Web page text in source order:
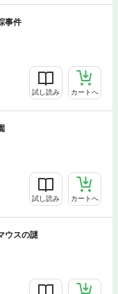
事件
試し読み カートへ
試し読み カートへ
ウスの謎